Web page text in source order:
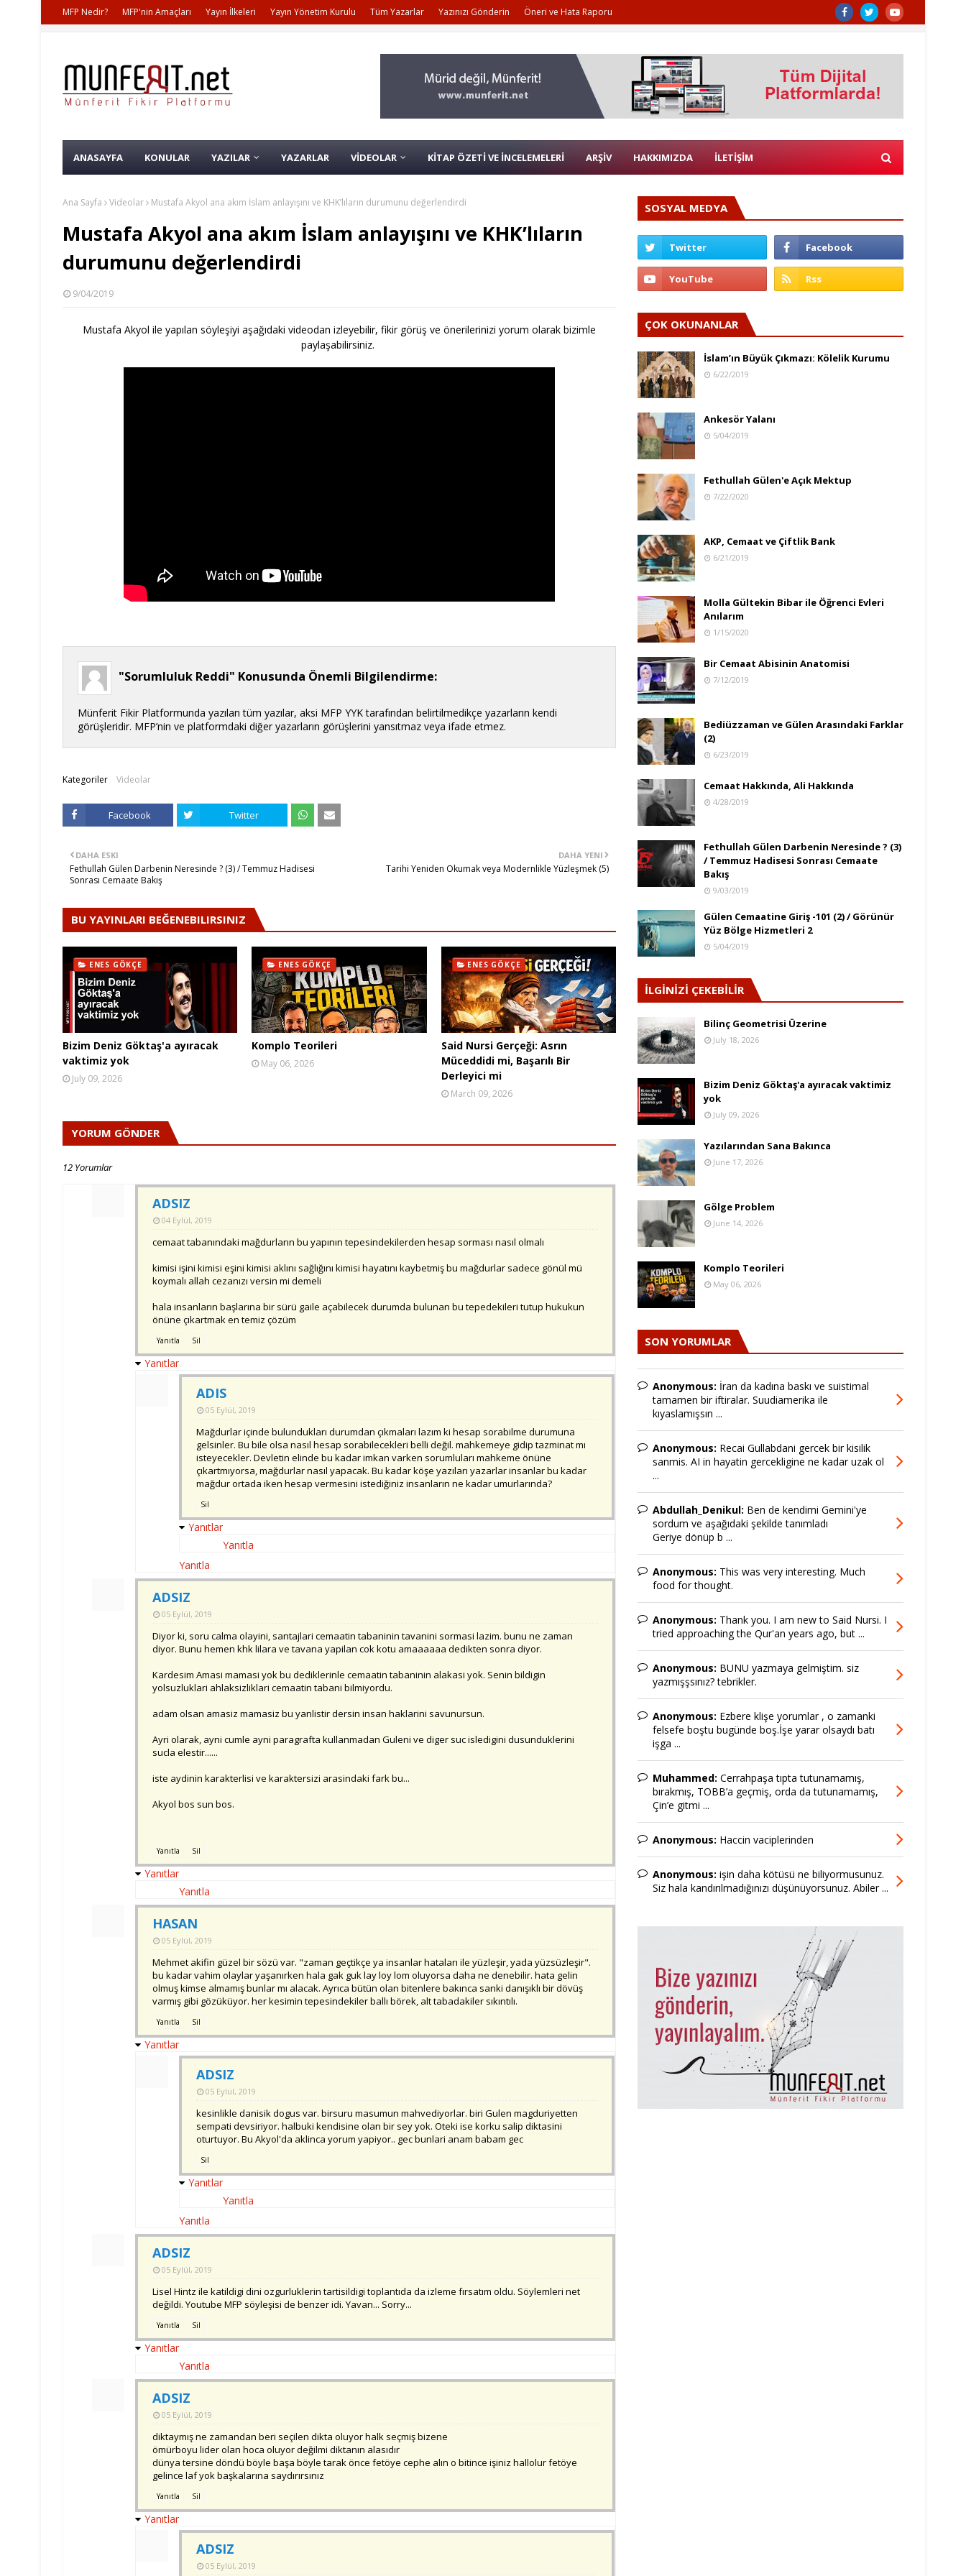
MFP Nedir? MFP'nin Amaçları Yayın İlkeleri Yayın Yönetim Kurulu Tüm Yazarlar Yazınızı Gönderin Öneri ve Hata Raporu
ANASAYFA KONULAR YAZILAR YAZARLAR VİDEOLAR KİTAP ÖZETİ VE İNCELEMELERİ ARŞİV HAKKIMIZDA İLETİŞİM
Ana Sayfa Videolar Mustafa Akyol ana akım İslam anlayışını ve KHK’lıların durumunu değerlendirdi
Mustafa Akyol ana akım İslam anlayışını ve KHK’lıların
durumunu değerlendirdi
9/04/2019
Mustafa Akyol ile yapılan söyleşiyi aşağıdaki videodan izleyebilir, fikir görüş ve önerilerinizi yorum olarak bizimle
paylaşabilirsiniz.
"Sorumluluk Reddi" Konusunda Önemli Bilgilendirme:
Münferit Fikir Platformunda yazılan tüm yazılar, aksi MFP YYK tarafından belirtilmedikçe yazarların kendi
görüşleridir. MFP’nin ve platformdaki diğer yazarların görüşlerini yansıtmaz veya ifade etmez.
Kategoriler Videolar
Facebook Twitter
DAHA YENI
Tarihi Yeniden Okumak veya Modernlikle Yüzleşmek (5)
DAHA ESKI
Fethullah Gülen Darbenin Neresinde ? (3) / Temmuz Hadisesi
Sonrası Cemaate Bakış
BU YAYINLARI BEĞENEBILIRSINIZ
ENES GÖKÇE
Bizim Deniz Göktaş'a ayıracak
vaktimiz yok
July 09, 2026
ENES GÖKÇE
Komplo Teorileri
May 06, 2026
ENES GÖKÇE
Said Nursi Gerçeği: Asrın
Müceddidi mi, Başarılı Bir
Derleyici mi
March 09, 2026
YORUM GÖNDER
12 Yorumlar
ADSIZ
04 Eylül, 2019
cemaat tabanındaki mağdurların bu yapının tepesindekilerden hesap sorması nasıl olmalı
kimisi işini kimisi eşini kimisi aklını sağlığını kimisi hayatını kaybetmiş bu mağdurlar sadece gönül mü
koymalı allah cezanızı versin mi demeli
hala insanların başlarına bir sürü gaile açabilecek durumda bulunan bu tepedekileri tutup hukukun
önüne çıkartmak en temiz çözüm
Yanıtla Sil
Yanıtlar
ADIS
05 Eylül, 2019
Mağdurlar içinde bulundukları durumdan çıkmaları lazım ki hesap sorabilme durumuna
gelsinler. Bu bile olsa nasıl hesap sorabilecekleri belli değil. mahkemeye gidip tazminat mı
isteyecekler. Devletin elinde bu kadar imkan varken sorumluları mahkeme önüne
çıkartmıyorsa, mağdurlar nasıl yapacak. Bu kadar köşe yazıları yazarlar insanlar bu kadar
mağdur ortada iken hesap vermesini istediğiniz insanların ne kadar umurlarında?
Sil
Yanıtlar
Yanıtla
Yanıtla
ADSIZ
05 Eylül, 2019
Diyor ki, soru calma olayini, santajlari cemaatin tabaninin tavanini sormasi lazim. bunu ne zaman
diyor. Bunu hemen khk lilara ve tavana yapilan cok kotu amaaaaaa dedikten sonra diyor.
Kardesim Amasi mamasi yok bu dediklerinle cemaatin tabaninin alakasi yok. Senin bildigin
yolsuzluklari ahlaksizliklari cemaatin tabani bilmiyordu.
adam olsan amasiz mamasiz bu yanlistir dersin insan haklarini savunursun.
Ayri olarak, ayni cumle ayni paragrafta kullanmadan Guleni ve diger suc isledigini dusunduklerini
sucla elestir......
iste aydinin karakterlisi ve karaktersizi arasindaki fark bu...
Akyol bos sun bos.
Yanıtla Sil
Yanıtlar
Yanıtla
HASAN
05 Eylül, 2019
Mehmet akifin güzel bir sözü var. "zaman geçtikçe ya insanlar hataları ile yüzleşir, yada yüzsüzleşir".
bu kadar vahim olaylar yaşanırken hala gak guk lay loy lom oluyorsa daha ne denebilir. hata gelin
olmuş kimse almamış bunlar mı alacak. Ayrıca bütün olan bitenlere bakınca sanki danışıklı bir dövüş
varmış gibi gözüküyor. her kesimin tepesindekiler ballı börek, alt tabadakiler sıkıntılı.
Yanıtla Sil
Yanıtlar
ADSIZ
05 Eylül, 2019
kesinlikle danisik dogus var. birsuru masumun mahvediyorlar. biri Gulen magduriyetten
sempati devsiriyor. halbuki kendisine olan bir sey yok. Oteki ise korku salip diktasini
oturtuyor. Bu Akyol'da aklinca yorum yapiyor.. gec bunlari anam babam gec
Sil
Yanıtlar
Yanıtla
Yanıtla
ADSIZ
05 Eylül, 2019
Lisel Hintz ile katildigi dini ozgurluklerin tartisildigi toplantıda da izleme fırsatım oldu. Söylemleri net
değildi. Youtube MFP söyleşisi de benzer idi. Yavan... Sorry...
Yanıtla Sil
Yanıtlar
Yanıtla
ADSIZ
05 Eylül, 2019
diktaymış ne zamandan beri seçilen dikta oluyor halk seçmiş bizene
ömürboyu lider olan hoca oluyor değilmi diktanın alasıdır
dünya tersine döndü böyle başa böyle tarak önce fetöye cephe alın o bitince işiniz hallolur fetöye
gelince laf yok başkalarına saydırırsınız
Yanıtla Sil
Yanıtlar
ADSIZ
05 Eylül, 2019
SOSYAL MEDYA
ÇOK OKUNANLAR
İslam’ın Büyük Çıkmazı: Kölelik Kurumu
6/22/2019
Ankesör Yalanı
5/04/2019
Fethullah Gülen'e Açık Mektup
7/22/2020
AKP, Cemaat ve Çiftlik Bank
6/21/2019
Molla Gültekin Bibar ile Öğrenci Evleri
Anılarım
1/15/2020
Bir Cemaat Abisinin Anatomisi
7/12/2019
Bediüzzaman ve Gülen Arasındaki Farklar
(2)
6/23/2019
Cemaat Hakkında, Ali Hakkında
4/28/2019
Fethullah Gülen Darbenin Neresinde ? (3)
/ Temmuz Hadisesi Sonrası Cemaate
Bakış
9/03/2019
Gülen Cemaatine Giriş -101 (2) / Görünür
Yüz Bölge Hizmetleri 2
5/04/2019
İLGİNİZİ ÇEKEBİLİR
Bilinç Geometrisi Üzerine
July 18, 2026
Bizim Deniz Göktaş'a ayıracak vaktimiz
yok
July 09, 2026
Yazılarından Sana Bakınca
June 17, 2026
Gölge Problem
June 14, 2026
Komplo Teorileri
May 06, 2026
SON YORUMLAR
Anonymous: İran da kadına baskı ve suistimal
tamamen bir iftiralar. Suudiamerika ile
kıyaslamışsın ...
Anonymous: Recai Gullabdani gercek bir kisilik
sanmis. AI in hayatin gercekligine ne kadar uzak ol
...
Abdullah_Denikul: Ben de kendimi Gemini'ye
sordum ve aşağıdaki şekilde tanımladı
Geriye dönüp b ...
Anonymous: This was very interesting. Much
food for thought.
Anonymous: Thank you. I am new to Said Nursi. I
tried approaching the Qur'an years ago, but ...
Anonymous: BUNU yazmaya gelmiştim. siz
yazmışşsınız? tebrikler.
Anonymous: Ezbere klişe yorumlar , o zamanki
felsefe boştu bugünde boş.İşe yarar olsaydı batı
işga ...
Muhammed: Cerrahpaşa tıpta tutunamamış,
bırakmış, TOBB’a geçmiş, orda da tutunamamış,
Çin’e gitmi ...
Anonymous: Haccin vaciplerinden
Anonymous: işin daha kötüsü ne biliyormusunuz.
Siz hala kandırılmadığınızı düşünüyorsunuz. Abiler ...